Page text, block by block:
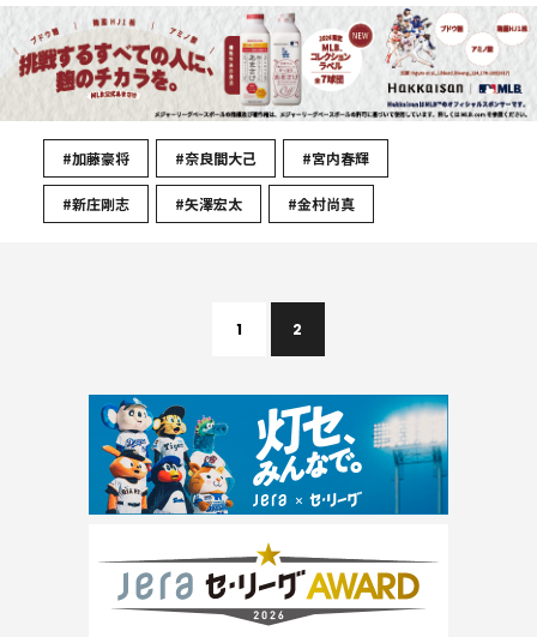
#加藤豪将 #奈良間大己 #宮内春輝
#新庄剛志 #矢澤宏太 #金村尚真
1 2